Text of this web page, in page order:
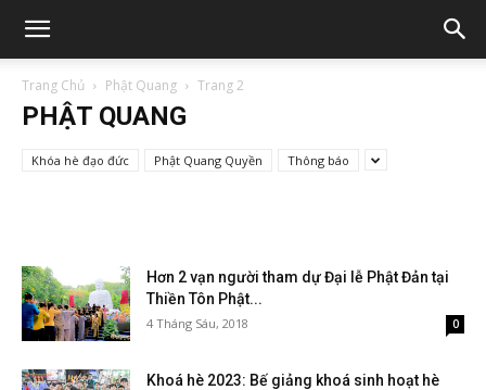
Trang Chủ Phật Quang Trang 2
PHẬT QUANG
Khóa hè đạo đức Phật Quang Quyền Thông báo
Hơn 2 vạn người tham dự Đại lễ Phật Đản tại
Thiền Tôn Phật...
4 Tháng Sáu, 2018 0
Khoá hè 2023: Bế giảng khoá sinh hoạt hè